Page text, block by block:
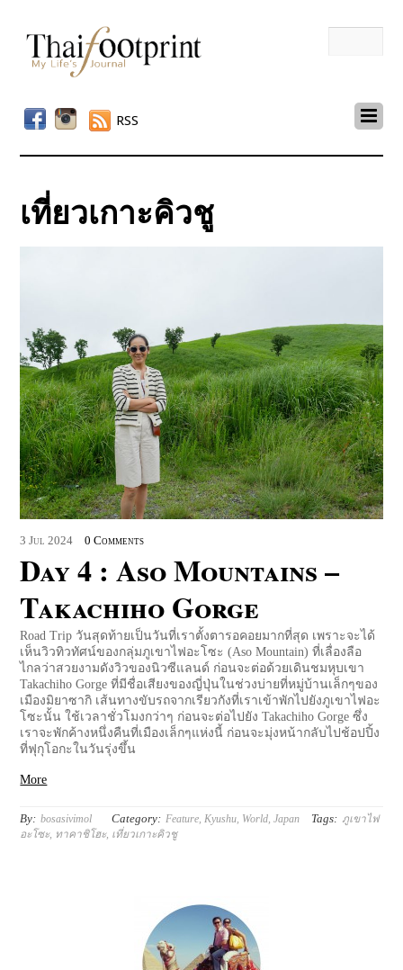
RSS
เที่ยวเกาะคิวชู
3 Jul 2024 0 Comments
Day 4 : Aso Mountains –
Takachiho Gorge
Road Trip วันสุดท้ายเป็นวันที่เราตั้งตารอคอยมากที่สุด เพราะจะได้
เห็นวิวทิวทัศน์ของกลุ่มภูเขาไฟอะโซะ (Aso Mountain) ที่เลื่องลือ
ไกลว่าสวยงามดังวิวของนิวซีแลนด์ ก่อนจะต่อด้วยเดินชมหุบเขา
Takachiho Gorge ที่มีชื่อเสียงของญี่ปุ่นในช่วงบ่ายที่หมู่บ้านเล็กๆของ
เมืองมิยาซากิ เส้นทางขับรถจากเรียวกังที่เราเข้าพักไปยังภูเขาไฟอะ
โซะนั้น ใช้เวลาชั่วโมงกว่าๆ ก่อนจะต่อไปยัง Takachiho Gorge ซึ่ง
เราจะพักค้างหนึ่งคืนที่เมืองเล็กๆแห่งนี้ ก่อนจะมุ่งหน้ากลับไปช้อปปิ้ง
ที่ฟุกุโอกะในวันรุ่งขึ้น
More
By: bosasivimol Category: Feature,Kyushu, World,Japan Tags: ภูเขาไฟ
อะโซะ, ทาคาชิโฮะ, เที่ยวเกาะคิวชู